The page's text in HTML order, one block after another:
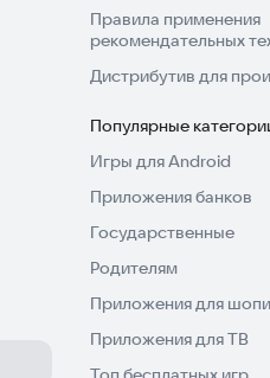
Правила применения
рекомендательных
Дистрибутив для
Популярные
Игры для Android
Приложения банков
Государственные
Родителям
Приложения для
Приложения для ТВ